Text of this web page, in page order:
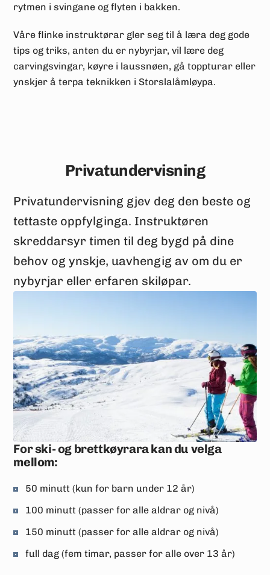
rytmen i svingane og flyten i bakken.
Våre flinke instruktørar gler seg til å læra deg gode
tips og triks, anten du er nybyrjar, vil lære deg
carvingsvingar, køyre i laussnøen, gå toppturar eller
ynskjer å terpa teknikken i Storslalåmløypa.
Privatundervisning
Privatundervisning gjev deg den beste og
tettaste oppfylginga. Instruktøren
skreddarsyr timen til deg bygd på dine
behov og ynskje, uavhengig av om du er
nybyrjar eller erfaren skiløpar.
For ski- og brettkøyrara kan du velga
mellom:
50 minutt (kun for barn under 12 år)
100 minutt (passer for alle aldrar og nivå)
150 minutt (passer for alle aldrar og nivå)
full dag (fem timar, passer for alle over 13 år)